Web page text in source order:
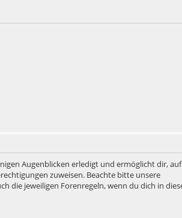
Augenblicken erledigt und ermöglicht dir,
zuweisen. Beachte bitte unsere
die jeweiligen Forenregeln, wenn du dich in